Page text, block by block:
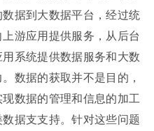
数据到大数据平台，经过统
游应用提供服务，从后台
系统提供数据服务和大数
数据的获取并不是目的，
数据的管理和信息的加工
据支支持。针对这些问题